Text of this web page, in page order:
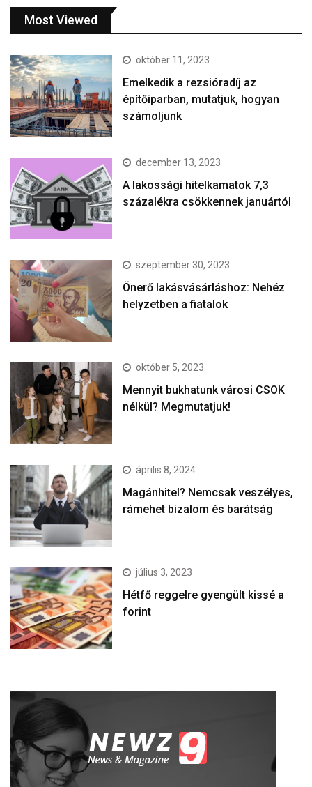
Most Viewed
október 11, 2023
Emelkedik a rezsióradíj az
építőiparban, mutatjuk, hogyan
számoljunk
december 13, 2023
A lakossági hitelkamatok 7,3
százalékra csökkennek januártól
szeptember 30, 2023
Önerő lakásvásárláshoz: Nehéz
helyzetben a fiatalok
október 5, 2023
Mennyit bukhatunk városi CSOK
nélkül? Megmutatjuk!
április 8, 2024
Magánhitel? Nemcsak veszélyes,
rámehet bizalom és barátság
július 3, 2023
Hétfő reggelre gyengült kissé a
forint